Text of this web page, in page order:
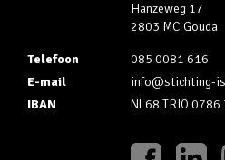
Hanzeweg 17
2803 MC Gouda
Telefoon
085 0081 616
E-mail
info@stichting-
IBAN
NL68 TRIO